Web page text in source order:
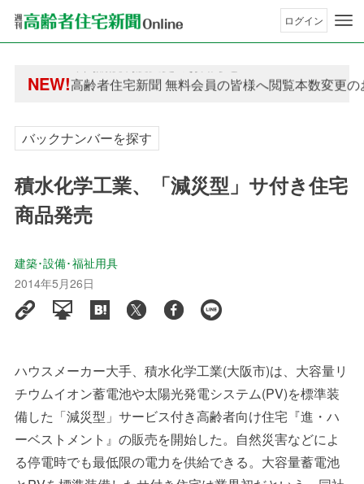
ログイン
NEW!高齢者住宅新聞 無料会員の皆様へ閲覧本数変更
高齢者住宅新聞 無料会員の皆様へ閲覧本数変更
バックナンバーを探す
積水化学工業、「減災型」サ付き住宅
商品発売
建築･設備･福祉用具
2014年5月26日
ハウスメーカー大手、積水化学工業(大阪市)は、大容量リ
チウムイオン蓄電池や太陽光発電システム(PV)を標準装
備した「減災型」サービス付き高齢者向け住宅『進・ハ
ーベストメント』の販売を開始した。自然災害などによ
る停電時でも最低限の電力を供給できる。大容量蓄電池